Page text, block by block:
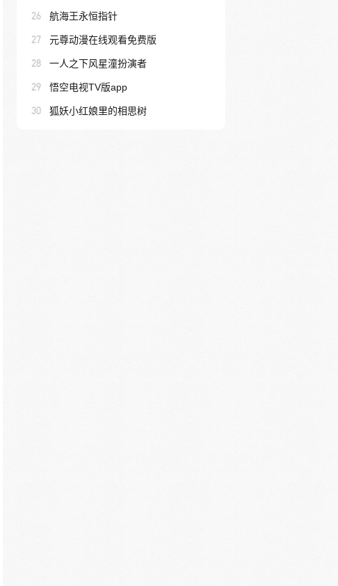
26 航海王永恒指针
27 元尊动漫在线观看免费版
28 一人之下风星潼扮演者
29 悟空电视TV版app
30 狐妖小红娘里的相思树